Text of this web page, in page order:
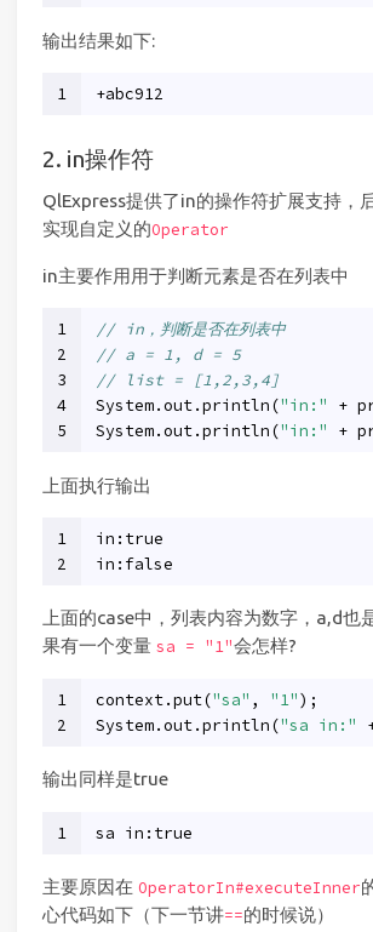
输出结果如下:
1 +abc912
2. in操作符
QlExpress提供了in的操作符扩展支持，
实现自定义的Operator
in主要作用用于判断元素是否在列表中
1
2
3
4
5
// in，判断是否在列表中
// a = 1, d = 5
// list = [1,2,3,4]
System.out.println("in:" +
System.out.println("in:" +
上面执行输出
1
2
in:true
in:false
上面的case中，列表内容为数字，a,d也
果有一个变量 sa = "1"会怎样?
1
2
context.put("sa" , "1");
System.out.println("sa in:"
输出同样是true
1 sa in:true
主要原因在 OperatorIn#executeInner
心代码如下（下一节讲==的时候说）